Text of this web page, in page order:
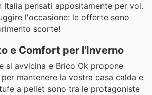
Italia pensati appositamente per voi.
l'occasione: le offerte sono
scorte!
e Comfort per l'Inverno
si avvicina e Brico Ok propone
mantenere la vostra casa calda e
a pellet sono tra le protagoniste